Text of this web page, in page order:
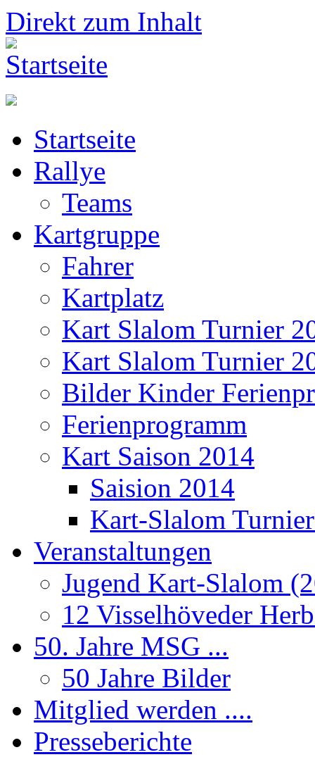
Direkt zum Inhalt
Startseite
Rallye
Teams
Kartgruppe
Fahrer
Kartplatz
Kart Slalom Turnier
Kart Slalom Turnier
Bilder Kinder
Ferienprogramm
Kart Saison 2014
Saision 2014
Kart-Slalom
Veranstaltungen
Jugend Kart-Slalom
12 Visselhöveder
50. Jahre MSG ...
50 Jahre Bilder
Mitglied werden ....
Presseberichte